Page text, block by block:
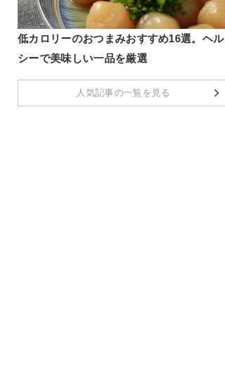
低カロリーのおつまみおすすめ16選。ヘル
シーで美味しい一品を厳選
人気記事の一覧を見る